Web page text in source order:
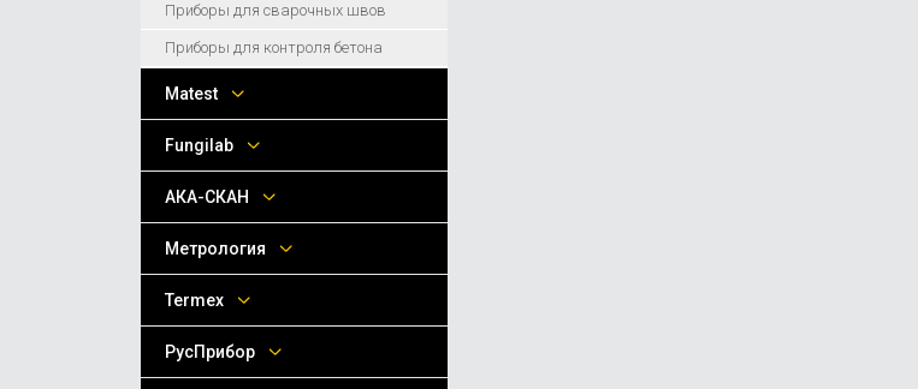
Приборы для сварочных швов
Приборы для контроля бетона
Matest
Fungilab
АКА-СКАН
Метрология
Termex
РусПрибор